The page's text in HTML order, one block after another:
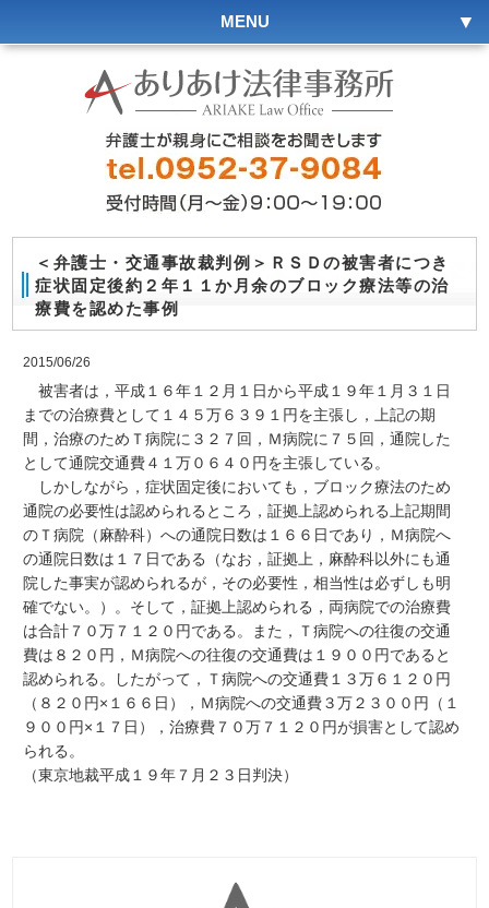
MENU
＜弁護士・交通事故裁判例＞ＲＳＤの被害者につき
症状固定後約２年１１か月余のブロック療法等の治
療費を認めた事例
2015/06/26
被害者は，平成１６年１２月１日から平成１９年１月３１日
までの治療費として１４５万６３９１円を主張し，上記の期
間，治療のためＴ病院に３２７回，Ｍ病院に７５回，通院した
として通院交通費４１万０６４０円を主張している。
しかしながら，症状固定後においても，ブロック療法のため
通院の必要性は認められるところ，証拠上認められる上記期間
のＴ病院（麻酔科）への通院日数は１６６日であり，Ｍ病院へ
の通院日数は１７日である（なお，証拠上，麻酔科以外にも通
院した事実が認められるが，その必要性，相当性は必ずしも明
確でない。）。そして，証拠上認められる，両病院での治療費
は合計７０万７１２０円である。また，Ｔ病院への往復の交通
費は８２０円，Ｍ病院への往復の交通費は１９００円であると
認められる。したがって，Ｔ病院への交通費１３万６１２０円
（８２０円×１６６日），Ｍ病院への交通費３万２３００円（１
９００円×１７日），治療費７０万７１２０円が損害として認め
られる。
（東京地裁平成１９年７月２３日判決）